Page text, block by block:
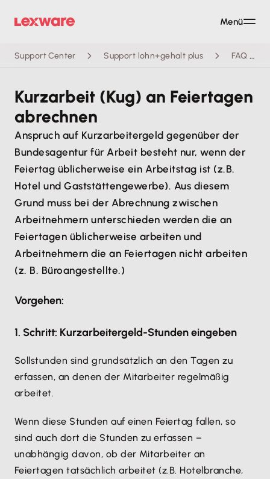
Support Center Support lohn+gehalt plus FAQ
Kurzarbeit (Kug) an Feiertagen
abrechnen
Anspruch auf Kurzarbeitergeld gegenüber der
Bundesagentur für Arbeit besteht nur, wenn der
Feiertag üblicherweise ein Arbeitstag ist (z.B.
Hotel und Gaststättengewerbe). Aus diesem
Grund muss bei der Abrechnung zwischen
Arbeitnehmern unterschieden werden die an
Feiertagen üblicherweise arbeiten und
Arbeitnehmern die an Feiertagen nicht arbeiten
(z. B. Büroangestellte.)
Vorgehen:
1. Schritt: Kurzarbeitergeld-Stunden eingeben
Sollstunden sind grundsätzlich an den Tagen zu
erfassen, an denen der Mitarbeiter regelmäßig
arbeitet.
Wenn diese Stunden auf einen Feiertag fallen, so
sind auch dort die Stunden zu erfassen –
unabhängig davon, ob der Mitarbeiter an
Feiertagen tatsächlich arbeitet (z.B. Hotelbranche,
Menü